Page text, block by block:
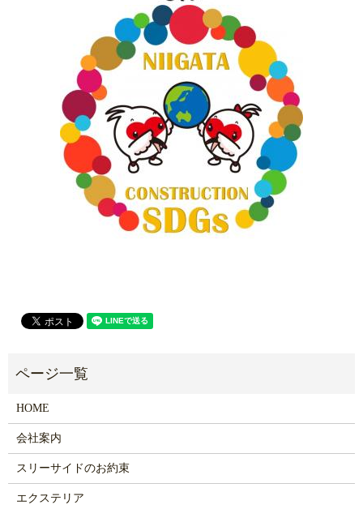
HOME
会社案内
スリーサイドのお約束
エクステリア